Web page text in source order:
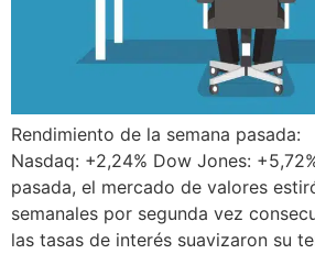
Rendimiento de la semana
Nasdaq: +2,24% Dow Jones:
pasada, el mercado de valores
semanales por segunda vez
las tasas de interés suavizaron su